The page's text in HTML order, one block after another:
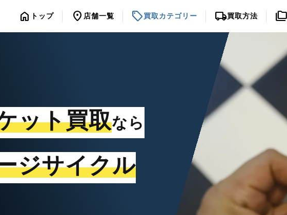
home トップ location_on 店舗一覧 sell買取カテゴリー local_shipping買取方法 folder_copy
ット買取なら
ジサイクル